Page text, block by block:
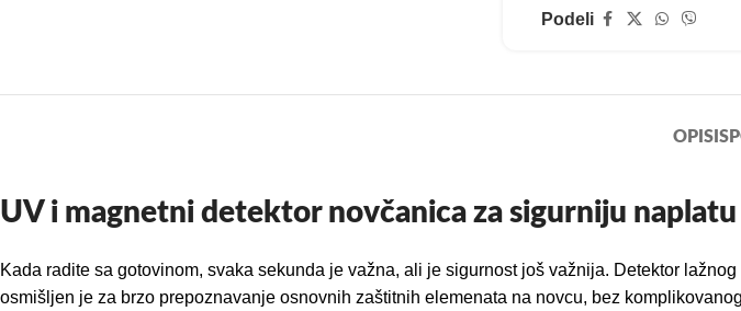
Podeli
OPIS
UV i magnetni detektor novčanica za sigurniju naplatu
Kada radite sa gotovinom, svaka sekunda je važna, ali je sigurnost još važnija. Detektor
osmišljen je za brzo prepoznavanje osnovnih zaštitnih elemenata na novcu, bez